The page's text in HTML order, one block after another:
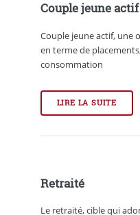
Couple jeune actif
Couple jeune actif, une
en terme de
consommation
LIRE LA SUITE
Retraité
Le retraité, cible qui